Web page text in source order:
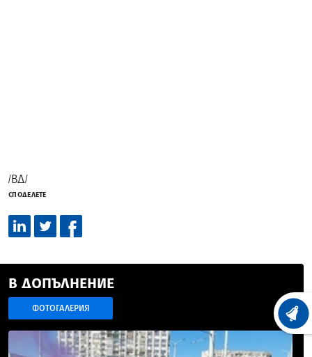
/ВД/
СПОДЕЛЕТЕ
В ДОПЪЛНЕНИЕ
ФОТОГАЛЕРИЯ